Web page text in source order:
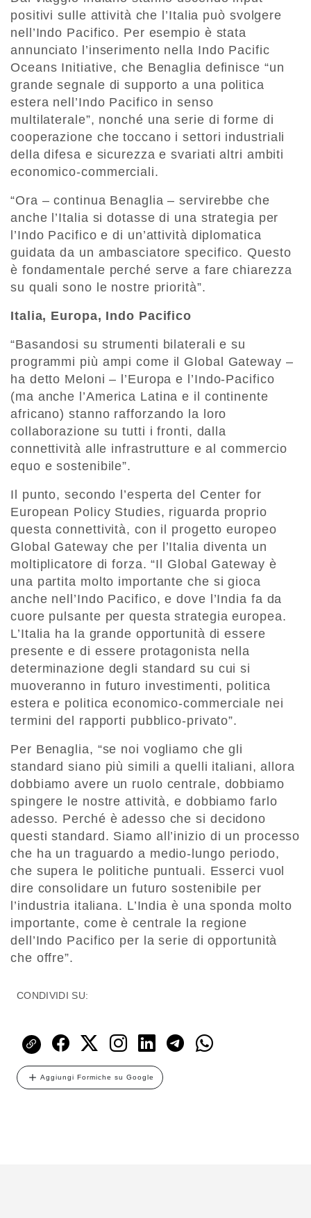
positivi sulle attività che l’Italia può svolgere
nell’Indo Pacifico. Per esempio è stata
annunciato l’inserimento nella Indo Pacific
Oceans Initiative, che Benaglia definisce “un
grande segnale di supporto a una politica
estera nell’Indo Pacifico in senso
multilaterale”, nonché una serie di forme di
cooperazione che toccano i settori industriali
della difesa e sicurezza e svariati altri ambiti
economico-commerciali.
“Ora – continua Benaglia – servirebbe che
anche l’Italia si dotasse di una strategia per
l’Indo Pacifico e di un’attività diplomatica
guidata da un ambasciatore specifico. Questo
è fondamentale perché serve a fare chiarezza
su quali sono le nostre priorità”.
Italia, Europa, Indo Pacifico
“Basandosi su strumenti bilaterali e su
programmi più ampi come il Global Gateway –
ha detto Meloni – l’Europa e l’Indo-Pacifico
(ma anche l’America Latina e il continente
africano) stanno rafforzando la loro
collaborazione su tutti i fronti, dalla
connettività alle infrastrutture e al commercio
equo e sostenibile”.
Il punto, secondo l’esperta del Center for
European Policy Studies, riguarda proprio
questa connettività, con il progetto europeo
Global Gateway che per l’Italia diventa un
moltiplicatore di forza. “Il Global Gateway è
una partita molto importante che si gioca
anche nell’Indo Pacifico, e dove l’India fa da
cuore pulsante per questa strategia europea.
L’Italia ha la grande opportunità di essere
presente e di essere protagonista nella
determinazione degli standard su cui si
muoveranno in futuro investimenti, politica
estera e politica economico-commerciale nei
termini del rapporti pubblico-privato”.
Per Benaglia, “se noi vogliamo che gli
standard siano più simili a quelli italiani, allora
dobbiamo avere un ruolo centrale, dobbiamo
spingere le nostre attività, e dobbiamo farlo
adesso. Perché è adesso che si decidono
questi standard . Siamo all’inizio di un processo
che ha un traguardo a medio-lungo periodo,
che supera le politiche puntuali. Esserci vuol
dire consolidare un futuro sostenibile per
l’industria italiana. L’India è una sponda molto
importante, come è centrale la regione
dell’Indo Pacifico per la serie di opportunità
che offre”.
CONDIVIDI SU:
Aggiungi Formiche su Google